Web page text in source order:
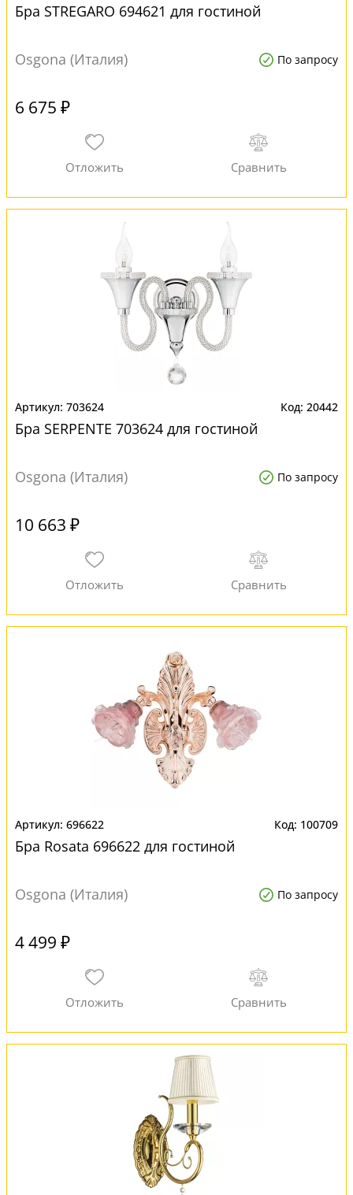
Бра STREGARO 694621 для гостиной
Osgona (Италия) По запросу
6 675 ₽
703624 20442
Бра SERPENTE 703624 для гостиной
Osgona (Италия) По запросу
10 663 ₽
696622 100709
Бра Rosata 696622 для гостиной
Osgona (Италия) По запросу
4 499 ₽